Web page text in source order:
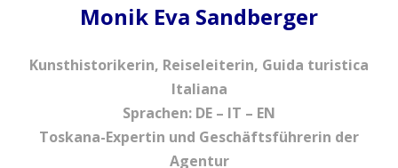
Monik Eva Sandberger
Kunsthistorikerin, Reiseleiterin, Guida turistica
Italiana
Sprachen: DE – IT – EN
Toskana-Expertin und Geschäftsführerin der
Agentur